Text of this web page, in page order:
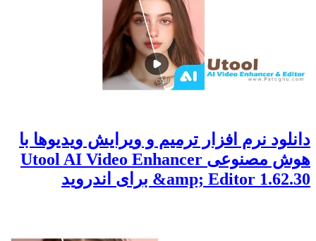
دانلود نرم افزار ترمیم و ویرایش ویدیوها با
هوش مصنوعی Utool AI Video Enhancer
&amp; Editor 1.62.30 برای اندروید